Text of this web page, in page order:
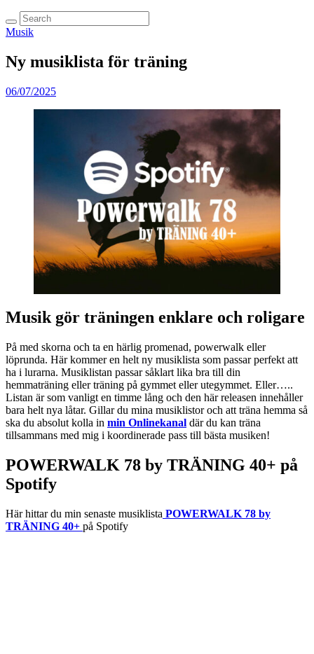
Musik
Ny musiklista för träning
06/07/2025
Musik gör träningen enklare och roligare
På med skorna och ta en härlig promenad, powerwalk eller
löprunda. Här kommer en helt ny musiklista som passar perfekt att
ha i lurarna. Musiklistan passar såklart lika bra till din
hemmaträning eller träning på gymmet eller utegymmet. Eller…..
Listan är som vanligt en timme lång och den här releasen innehåller
bara helt nya låtar. Gillar du mina musiklistor och att träna hemma så
ska du absolut kolla in min Onlinekanal där du kan träna
tillsammans med mig i koordinerade pass till bästa musiken!
POWERWALK 78 by TRÄNING 40+ på
Spotify
Här hittar du min senaste musiklista POWERWALK 78 by
TRÄNING 40+ på Spotify